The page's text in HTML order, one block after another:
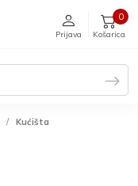
Prijava Košarica
0
Kućišta